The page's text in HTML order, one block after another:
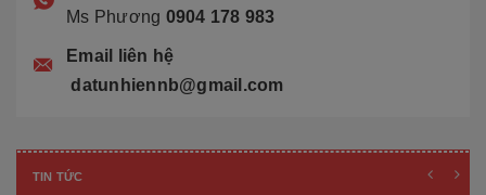
Ms Phương 0904 178 983
Email liên hệ
datunhiennb@gmail.com
TIN TỨC